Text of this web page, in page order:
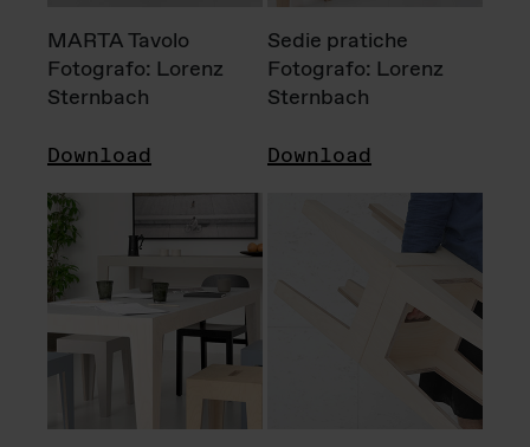
MARTA Tavolo
Fotografo: Lorenz
Sternbach
Download
Sedie pratiche
Fotografo: Lorenz
Sternbach
Download